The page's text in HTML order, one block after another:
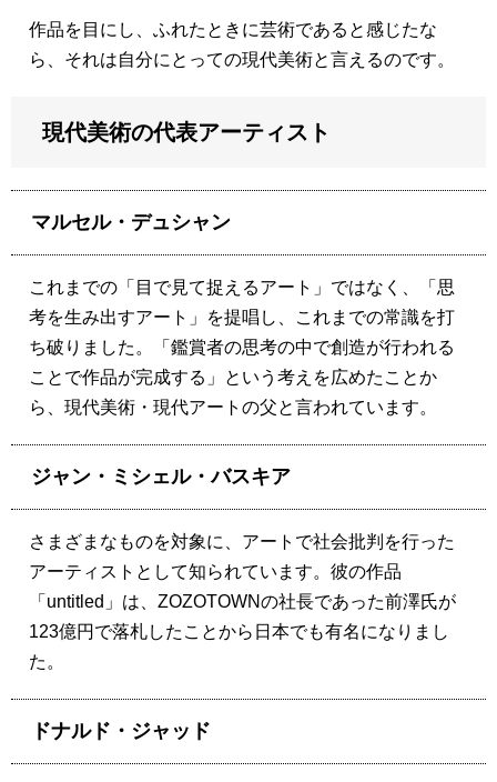
作品を目にし、ふれたときに芸術であると感じたな
ら、それは自分にとっての現代美術と言えるのです。
現代美術の代表アーティスト
マルセル・デュシャン
これまでの「目で見て捉えるアート」ではなく、「思
考を生み出すアート」を提唱し、これまでの常識を打
ち破りました。「鑑賞者の思考の中で創造が行われる
ことで作品が完成する」という考えを広めたことか
ら、現代美術・現代アートの父と言われています。
ジャン・ミシェル・バスキア
さまざまなものを対象に、アートで社会批判を行った
アーティストとして知られています。彼の作品
「untitled」は、ZOZOTOWNの社長であった前澤氏が
123億円で落札したことから日本でも有名になりまし
た。
ドナルド・ジャッド